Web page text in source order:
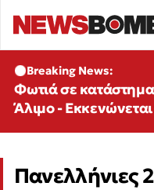
Breaking News:
Φωτιά σε
Άλιμο -
Πανελλήνιες